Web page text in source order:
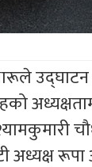
अध्यक्ष